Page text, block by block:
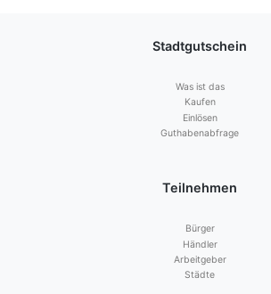
Stadtgutschein
Was ist das
Kaufen
Einlösen
Guthabenabfrage
Teilnehmen
Bürger
Händler
Arbeitgeber
Städte